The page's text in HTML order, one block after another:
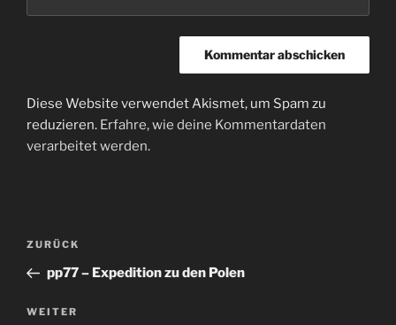
Diese Website verwendet Akismet, um Spam zu
reduzieren. Erfahre, wie deine Kommentardaten
verarbeitet werden.
Beitragsnavigation
Vorheriger
Beitrag
ZURÜCK
pp77 – Expedition zu den Polen
Nächster
WEITER